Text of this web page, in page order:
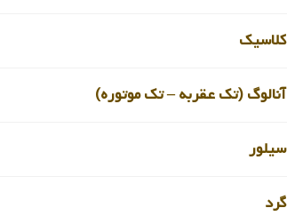
کلاسیک
آنالوگ (تک عقربه – تک موتوره)
سیلور
گرد